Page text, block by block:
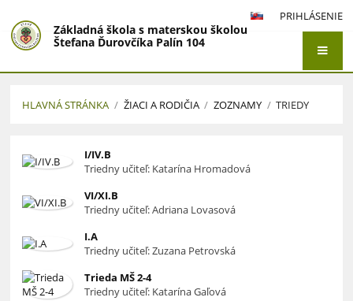
PRIHLÁSENIE
Základná škola s materskou školou
Štefana Ďurovčíka Palín 104
HLAVNÁ STRÁNKA / ŽIACI A RODIČIA / ZOZNAMY / TRIEDY
I/IV.B
Triedny učiteľ: Katarína Hromadová
VI/XI.B
Triedny učiteľ: Adriana Lovasová
I.A
Triedny učiteľ: Zuzana Petrovská
Trieda MŠ 2-4
Triedny učiteľ: Katarína Gaľová